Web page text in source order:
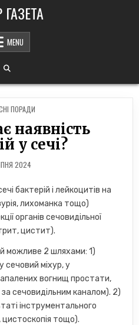
ГАЗЕТА
MENU
ПОРАДИ
наявність
у сечі?
2024
бактерій і лейкоцитів на
лихоманка тощо)
органів сечовидільної
цистит).
можливе 2 шляхами: 1)
сечовий міхур, у
вогнищ простати,
сечовидільним каналом). 2)
інструментального
тощо).